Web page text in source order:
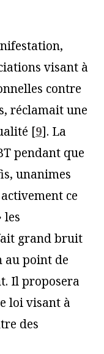
visant à
contre
réclamait une
[9]. La
pendant que
unanimes
ce
les
grand bruit
au point de
Il proposera
loi visant à
des